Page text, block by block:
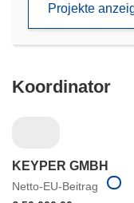
Projekte
Koordinator
KEYPER GMBH
Netto-EU-Beitrag